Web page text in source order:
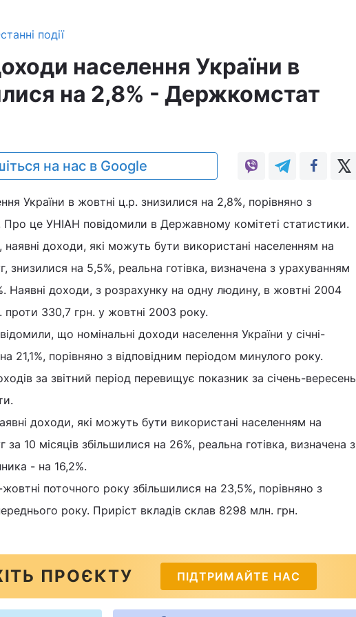
події
населення України в
на 2,8% - Держкомстат
на нас в Google
України в жовтні ц.р. знизилися на 2,8%, порівняно з
це УНІАН повідомили в Державному комітеті статистики.
доходи, які можуть бути використані населенням на
знизилися на 5,5%, реальна готівка, визначена з урахуванням
Наявні доходи, з розрахунку на одну людину, в жовтні 2004
330,7 грн. у жовтні 2003 року.
що номінальні доходи населення України у січні-
21,1%, порівняно з відповідним періодом минулого року.
за звітний період перевищує показник за січень-вересень
доходи, які можуть бути використані населенням на
за 10 місяців збільшилися на 26%, реальна готівка, визначена з
- на 16,2%.
жовтні поточного року збільшилися на 23,5%, порівняно з
року. Приріст вкладів склав 8298 млн. грн.
ПРОЄКТУ ПІДТРИМАЙТЕ НАС